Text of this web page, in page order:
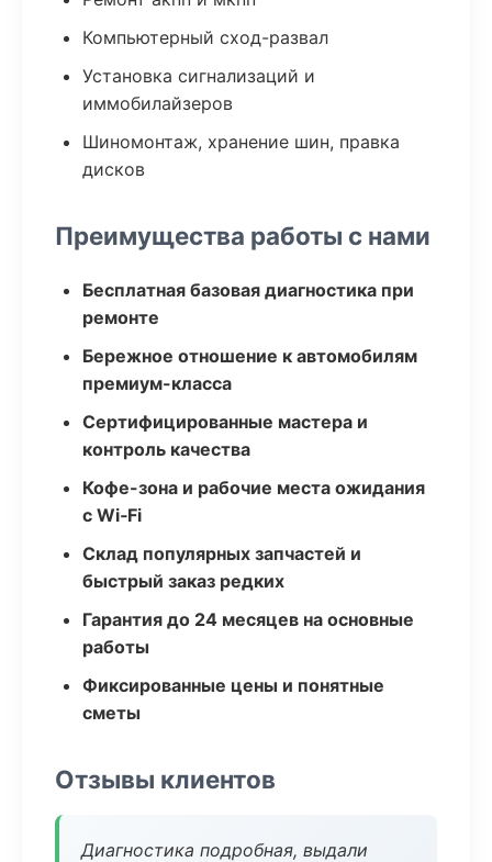
Компьютерный сход-развал
Установка сигнализаций и
иммобилайзеров
Шиномонтаж, хранение шин, правка
дисков
Преимущества работы с нами
Бесплатная базовая диагностика при
ремонте
Бережное отношение к автомобилям
премиум-класса
Сертифицированные мастера и
контроль качества
Кофе-зона и рабочие места ожидания
с Wi‑Fi
Склад популярных запчастей и
быстрый заказ редких
Гарантия до 24 месяцев на основные
работы
Фиксированные цены и понятные
сметы
Отзывы клиентов
Диагностика подробная, выдали